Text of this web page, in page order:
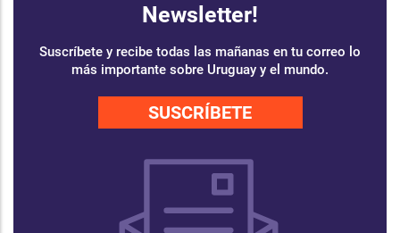
Newsletter!
Suscríbete y recibe todas las mañanas en tu correo lo
más importante sobre Uruguay y el mundo.
SUSCRÍBETE